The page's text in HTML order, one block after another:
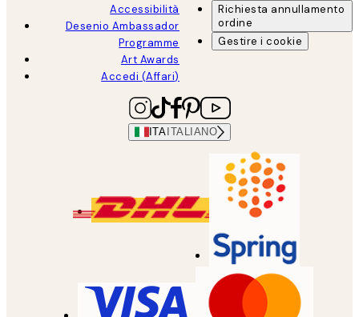
Accessibilità
Desenio Ambassador
Programme
Art Awards
Accedi (Affari)
Richiesta annullamento
ordine
Gestire i cookie
ITA ITALIANO